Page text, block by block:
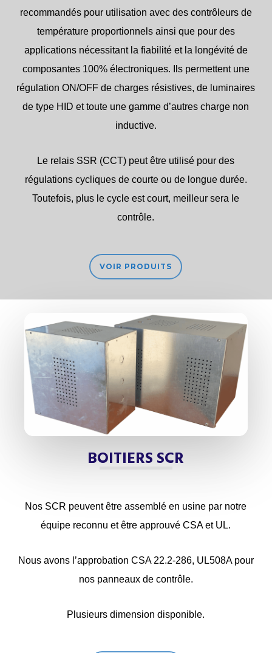
recommandés pour utilisation avec des contrôleurs de
température proportionnels ainsi que pour des
applications nécessitant la fiabilité et la longévité de
composantes 100% électroniques. Ils permettent une
régulation ON/OFF de charges résistives, de luminaires
de type HID et toute une gamme d’autres charge non
inductive.
Le relais SSR (CCT) peut être utilisé pour des
régulations cycliques de courte ou de longue durée.
Toutefois, plus le cycle est court, meilleur sera le
contrôle.
VOIR PRODUITS
BOITIERS SCR
Nos SCR peuvent être assemblé en usine par notre
équipe reconnu et être approuvé CSA et UL.
Nous avons l’approbation CSA 22.2-286, UL508A pour
nos panneaux de contrôle.
Plusieurs dimension disponible.